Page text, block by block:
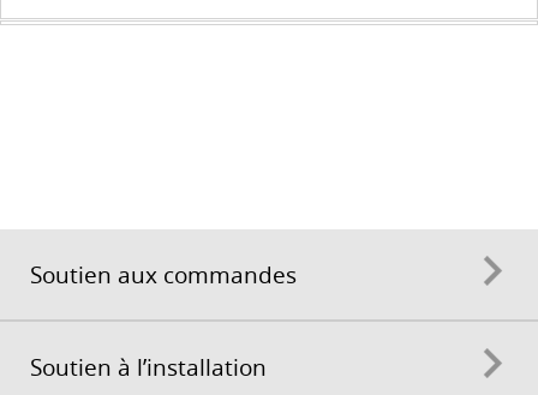
Soutien aux commandes
Soutien à l’installation